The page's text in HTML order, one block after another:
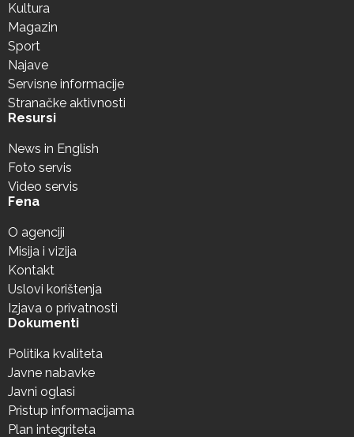
Kultura
Magazin
Sport
Najave
Servisne informacije
Stranačke aktivnosti
Resursi
News in English
Foto servis
Video servis
Fena
O agenciji
Misija i vizija
Kontakt
Uslovi korištenja
Izjava o privatnosti
Dokumenti
Politika kvaliteta
Javne nabavke
Javni oglasi
Pristup informacijama
Plan integriteta